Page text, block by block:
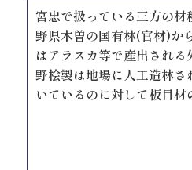
宮忠で扱っている三方の
野県木曽の国有林(官材)か
はアラスカ等で産出され
野桧製は地場に人工造林
いているのに対して板目材